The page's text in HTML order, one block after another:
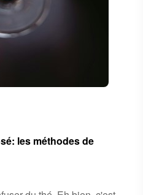
les méthodes de